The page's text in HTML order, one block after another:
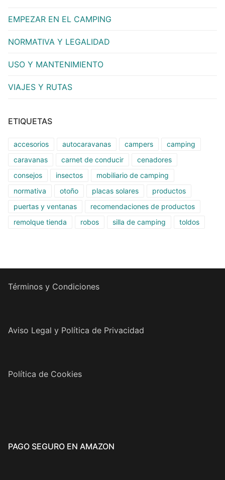
EMPEZAR EN EL CAMPING
NORMATIVA Y LEGALIDAD
USO Y MANTENIMIENTO
VIAJES Y RUTAS
ETIQUETAS
accesorios autocaravanas campers
camping
caravanas
carnet de conducir
cenadores
consejos
insectos
mobiliario de camping
normativa
otoño placas solares
productos
puertas y ventanas
recomendaciones de productos
remolque tienda
robos silla de camping toldos
Términos y Condiciones
Aviso Legal y Política de Privacidad
Política de Cookies
PAGO SEGURO EN AMAZON